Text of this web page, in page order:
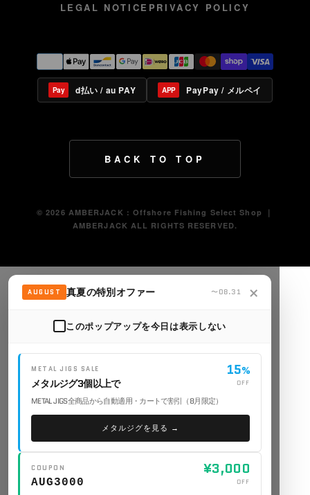
LEGAL NOTICE PRIVACY POLICY
Pay d払い / au PAY APP PayPay / メルペイ
BACK TO TOP
© 2026 AMBERJACK : Offshore Fishing Select Shop ｜
AMBERJACK ALL RIGHTS RESERVED.
AUGUST 真夏の特別オファー 〜08.31 ×
このポップアップを今日は表示しない
METAL JIGS SALE
メタルジグ3個以上で
15%
OFF
METAL JIGS全商品から自動適用・カートで割引（8月限定）
メタルジグを見る →
COUPON
AUG3000
¥3,000
OFF